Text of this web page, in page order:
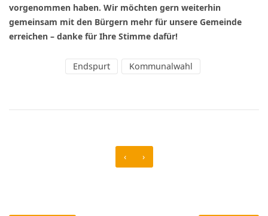
vorgenommen haben. Wir möchten gern weiterhin
gemeinsam mit den Bürgern mehr für unsere Gemeinde
erreichen – danke für Ihre Stimme dafür!
Endspurt Kommunalwahl
‹ ›